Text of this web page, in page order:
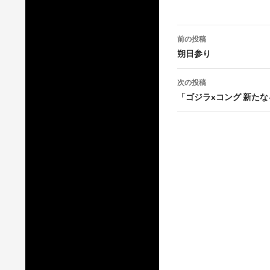
投
稿
ナ
ビ
ゲ
前の投稿
朔日参り
次の投稿
「ゴジラxコング 新たな